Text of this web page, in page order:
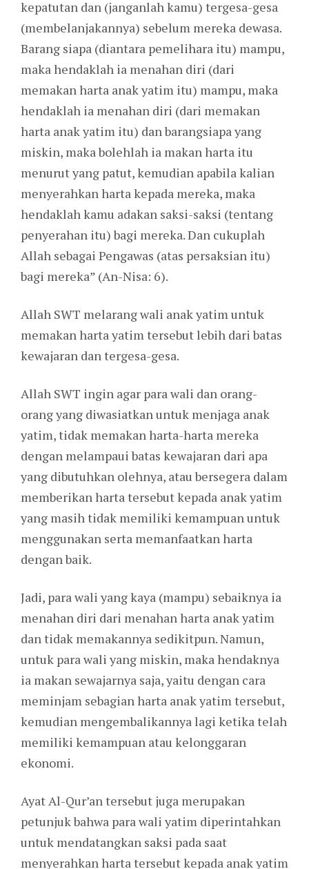
kepatutan dan (janganlah kamu) tergesa-gesa
(membelanjakannya) sebelum mereka dewasa.
Barang siapa (diantara pemelihara itu) mampu,
maka hendaklah ia menahan diri (dari
memakan harta anak yatim itu) mampu, maka
hendaklah ia menahan diri (dari memakan
harta anak yatim itu) dan barangsiapa yang
miskin, maka bolehlah ia makan harta itu
menurut yang patut, kemudian apabila kalian
menyerahkan harta kepada mereka, maka
hendaklah kamu adakan saksi-saksi (tentang
penyerahan itu) bagi mereka. Dan cukuplah
Allah sebagai Pengawas (atas persaksian itu)
bagi mereka” (An-Nisa: 6).
Allah SWT melarang wali anak yatim untuk
memakan harta yatim tersebut lebih dari batas
kewajaran dan tergesa-gesa.
Allah SWT ingin agar para wali dan orang-
orang yang diwasiatkan untuk menjaga anak
yatim, tidak memakan harta-harta mereka
dengan melampaui batas kewajaran dari apa
yang dibutuhkan olehnya, atau bersegera dalam
memberikan harta tersebut kepada anak yatim
yang masih tidak memiliki kemampuan untuk
menggunakan serta memanfaatkan harta
dengan baik.
Jadi, para wali yang kaya (mampu) sebaiknya ia
menahan diri dari menahan harta anak yatim
dan tidak memakannya sedikitpun. Namun,
untuk para wali yang miskin, maka hendaknya
ia makan sewajarnya saja, yaitu dengan cara
meminjam sebagian harta anak yatim tersebut,
kemudian mengembalikannya lagi ketika telah
memiliki kemampuan atau kelonggaran
ekonomi.
Ayat Al-Qur’an tersebut juga merupakan
petunjuk bahwa para wali yatim diperintahkan
untuk mendatangkan saksi pada saat
menyerahkan harta tersebut kepada anak yatim